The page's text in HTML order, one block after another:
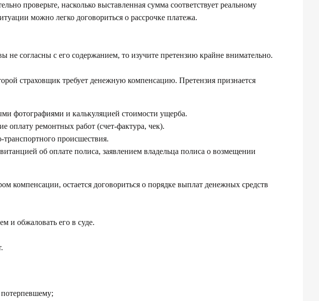
проверьте, насколько выставленная сумма соответствует реальному
можно легко договориться о рассрочке платежа.
согласны с его содержанием, то изучите претензию крайне внимательно.
страховщик требует денежную компенсацию. Претензия признается
фотографиями и калькуляцией стоимости ущерба.
оплату ремонтных работ (счет-фактура, чек).
происшествия.
об оплате полиса, заявлением владельца полиса о возмещении
компенсации, остается договориться о порядке выплат денежных средств
и обжаловать его в суде.